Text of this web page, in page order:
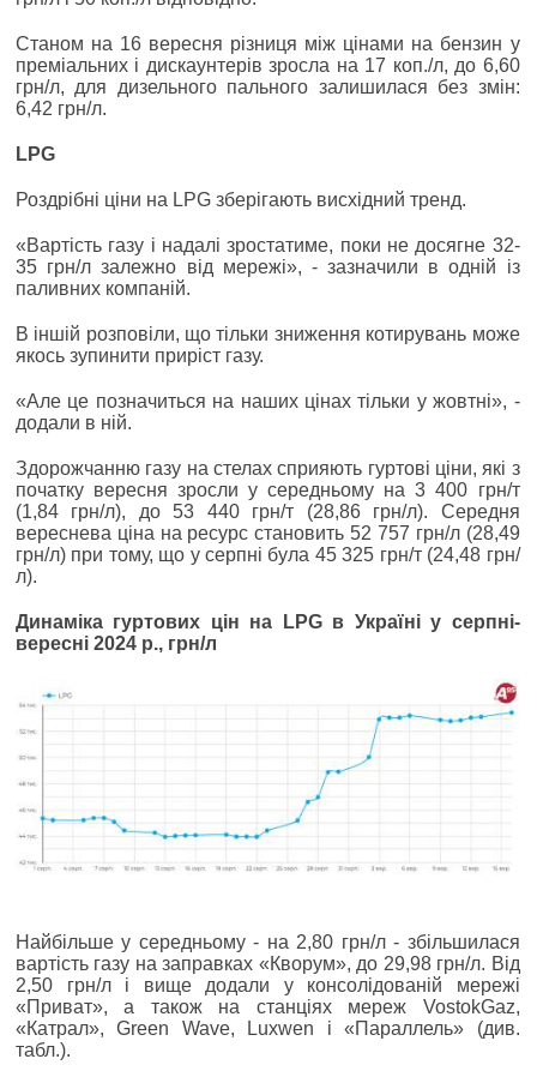
Станом на 16 вересня різниця між цінами на бензин у
преміальних і дискаунтерів зросла на 17 коп./л, до 6,60
грн/л, для дизельного пального залишилася без змін:
6,42 грн/л.
LPG
Роздрібні ціни на LPG зберігають висхідний тренд.
«Вартість газу і надалі зростатиме, поки не досягне 32-
35 грн/л залежно від мережі», - зазначили в одній із
паливних компаній.
В іншій розповіли, що тільки зниження котирувань може
якось зупинити приріст газу.
«Але це позначиться на наших цінах тільки у жовтні», -
додали в ній.
Здорожчанню газу на стелах сприяють гуртові ціни, які з
початку вересня зросли у середньому на 3 400 грн/т
(1,84 грн/л), до 53 440 грн/т (28,86 грн/л). Середня
вереснева ціна на ресурс становить 52 757 грн/л (28,49
грн/л) при тому, що у серпні була 45 325 грн/т (24,48 грн/
л).
Динаміка гуртових цін на LPG в Україні у серпні-
вересні 2024 р., грн/л
Найбільше у середньому - на 2,80 грн/л - збільшилася
вартість газу на заправках «Кворум», до 29,98 грн/л. Від
2,50 грн/л і вище додали у консолідованій мережі
«Приват», а також на станціях мереж VostokGaz,
«Катрал», Green Wave, Luxwen і «Параллель» (див.
табл.).